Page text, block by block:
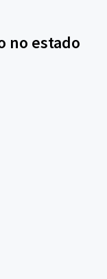
no estado